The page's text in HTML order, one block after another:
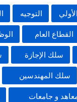
التوجيه
القطاع العام
سلك الإجازة
سلك المهندسين
و جامعات